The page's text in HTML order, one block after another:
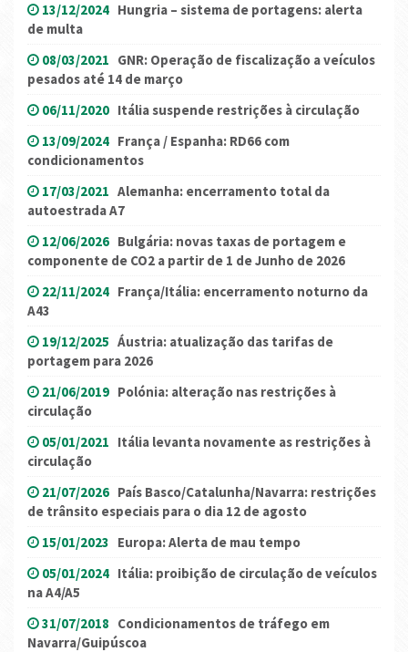
13/12/2024 Hungria – sistema de portagens: alerta
de multa
08/03/2021 GNR: Operação de fiscalização a veículos
pesados até 14 de março
06/11/2020 Itália suspende restrições à circulação
13/09/2024 França / Espanha: RD66 com
condicionamentos
17/03/2021 Alemanha: encerramento total da
autoestrada A7
12/06/2026 Bulgária: novas taxas de portagem e
componente de CO2 a partir de 1 de Junho de 2026
22/11/2024 França/Itália: encerramento noturno da
A43
19/12/2025 Áustria: atualização das tarifas de
portagem para 2026
21/06/2019 Polónia: alteração nas restrições à
circulação
05/01/2021 Itália levanta novamente as restrições à
circulação
21/07/2026 País Basco/Catalunha/Navarra: restrições
de trânsito especiais para o dia 12 de agosto
15/01/2023 Europa: Alerta de mau tempo
05/01/2024 Itália: proibição de circulação de veículos
na A4/A5
31/07/2018 Condicionamentos de tráfego em
Navarra/Guipúscoa